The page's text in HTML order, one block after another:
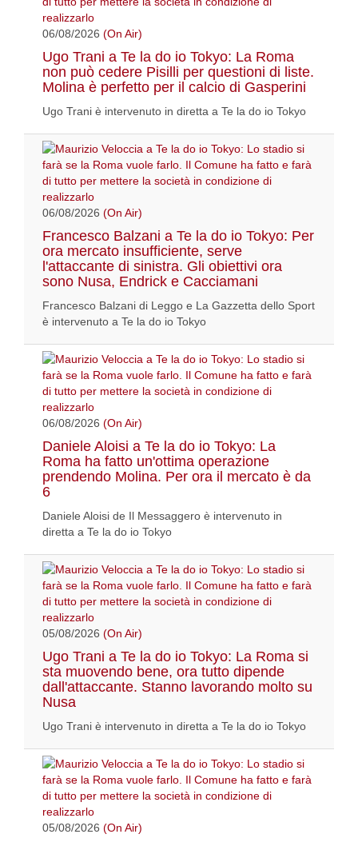
06/08/2026 (On Air)
Ugo Trani a Te la do io Tokyo: La Roma
non può cedere Pisilli per questioni di liste.
Molina è perfetto per il calcio di Gasperini
Ugo Trani è intervenuto in diretta a Te la do io Tokyo
06/08/2026 (On Air)
Francesco Balzani a Te la do io Tokyo: Per
ora mercato insufficiente, serve
l'attaccante di sinistra. Gli obiettivi ora
sono Nusa, Endrick e Cacciamani
Francesco Balzani di Leggo e La Gazzetta dello Sport
è intervenuto a Te la do io Tokyo
06/08/2026 (On Air)
Daniele Aloisi a Te la do io Tokyo: La
Roma ha fatto un'ottima operazione
prendendo Molina. Per ora il mercato è da
6
Daniele Aloisi de Il Messaggero è intervenuto in
diretta a Te la do io Tokyo
05/08/2026 (On Air)
Ugo Trani a Te la do io Tokyo: La Roma si
sta muovendo bene, ora tutto dipende
dall'attaccante. Stanno lavorando molto su
Nusa
Ugo Trani è intervenuto in diretta a Te la do io Tokyo
05/08/2026 (On Air)